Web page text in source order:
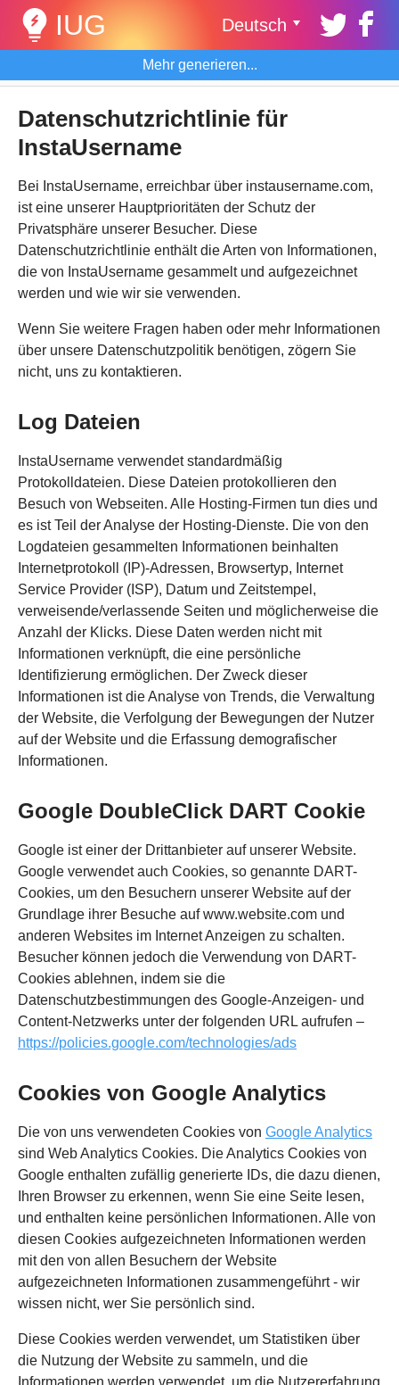
IUG
Mehr generieren...
Deutsch
Datenschutzrichtlinie für
InstaUsername
Bei InstaUsername, erreichbar über instausername.com,
ist eine unserer Hauptprioritäten der Schutz der
Privatsphäre unserer Besucher. Diese
Datenschutzrichtlinie enthält die Arten von Informationen,
die von InstaUsername gesammelt und aufgezeichnet
werden und wie wir sie verwenden.
Wenn Sie weitere Fragen haben oder mehr Informationen
über unsere Datenschutzpolitik benötigen, zögern Sie
nicht, uns zu kontaktieren.
Log Dateien
InstaUsername verwendet standardmäßig
Protokolldateien. Diese Dateien protokollieren den
Besuch von Webseiten. Alle Hosting-Firmen tun dies und
es ist Teil der Analyse der Hosting-Dienste. Die von den
Logdateien gesammelten Informationen beinhalten
Internetprotokoll (IP)-Adressen, Browsertyp, Internet
Service Provider (ISP), Datum und Zeitstempel,
verweisende/verlassende Seiten und möglicherweise die
Anzahl der Klicks. Diese Daten werden nicht mit
Informationen verknüpft, die eine persönliche
Identifizierung ermöglichen. Der Zweck dieser
Informationen ist die Analyse von Trends, die Verwaltung
der Website, die Verfolgung der Bewegungen der Nutzer
auf der Website und die Erfassung demografischer
Informationen.
Google DoubleClick DART Cookie
Google ist einer der Drittanbieter auf unserer Website.
Google verwendet auch Cookies, so genannte DART-
Cookies, um den Besuchern unserer Website auf der
Grundlage ihrer Besuche auf www.website.com und
anderen Websites im Internet Anzeigen zu schalten.
Besucher können jedoch die Verwendung von DART-
Cookies ablehnen, indem sie die
Datenschutzbestimmungen des Google-Anzeigen- und
Content-Netzwerks unter der folgenden URL aufrufen –
https://policies.google.com/technologies/ads
Cookies von Google Analytics
Die von uns verwendeten Cookies von Google Analytics
sind Web Analytics Cookies. Die Analytics Cookies von
Google enthalten zufällig generierte IDs, die dazu dienen,
Ihren Browser zu erkennen, wenn Sie eine Seite lesen,
und enthalten keine persönlichen Informationen. Alle von
diesen Cookies aufgezeichneten Informationen werden
mit den von allen Besuchern der Website
aufgezeichneten Informationen zusammengeführt - wir
wissen nicht, wer Sie persönlich sind.
Diese Cookies werden verwendet, um Statistiken über
die Nutzung der Website zu sammeln, und die
Informationen werden verwendet, um die Nutzererfahrung